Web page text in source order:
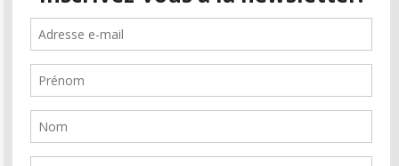
SUIVEZ PASSION CINÉMA
facebookinstagramemail-
alt2
Inscrivez-vous à la newsletter
Soutenez Passion Cinéma
Faire un don